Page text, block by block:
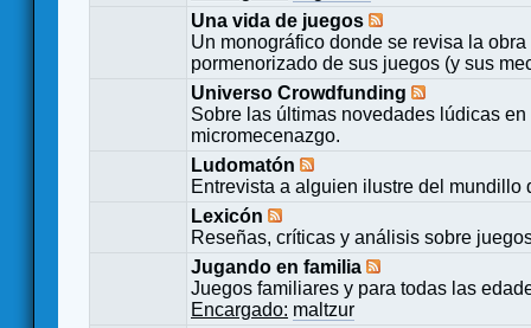
Una vida de juegos
Un monográfico donde se revisa la
pormenorizado de sus juegos (y sus
Universo Crowdfunding
Sobre las últimas novedades lúdicas
micromecenazgo.
Ludomatón
Entrevista a alguien ilustre del mundillo
Lexicón
Reseñas, críticas y análisis sobre
Jugando en familia
Juegos familiares y para todas las
Encargado: maltzur